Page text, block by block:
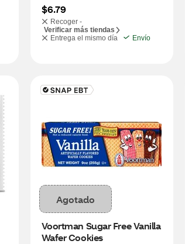
$6.79
Recoger -
Verificar más tiendas
Entrega el mismo día
Envío
Agotado
Voortman Sugar Free Vanilla
Wafer Cookies